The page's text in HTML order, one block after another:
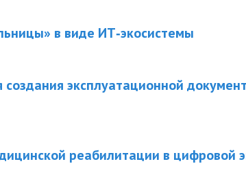
в виде ИТ‐экосистемы
эксплуатационной
реабилитации в цифровой